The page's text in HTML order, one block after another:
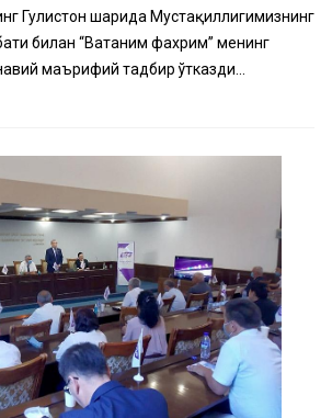
Гулистон шаҳрида Мустақиллигимизнинг
билан “Ватаним фахрим” менинг
маърифий тадбир ўтказди...